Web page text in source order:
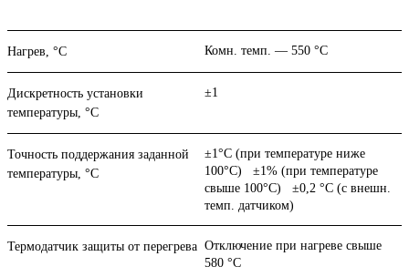
Нагрев, °С Комн. темп. — 550 °C
Дискретность установки
температуры, °С
±1
Точность поддержания заданной
температуры, °С
±1°C (при температуре ниже
100°C) ±1% (при температуре
свыше 100°C) ±0,2 °C (с внешн.
темп. датчиком)
Термодатчик защиты от перегрева Отключение при нагреве свыше
580 °C